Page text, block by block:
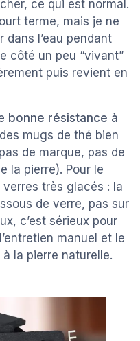
ce qui est normal.
terme, mais je ne
dans l’eau pendant
côté un peu “vivant”
puis revient en
bonne résistance à
mugs de thé bien
de marque, pas de
la pierre). Pour le
très glacés : la
de verre, pas sur
c’est sérieux pour
manuel et le
la pierre naturelle.